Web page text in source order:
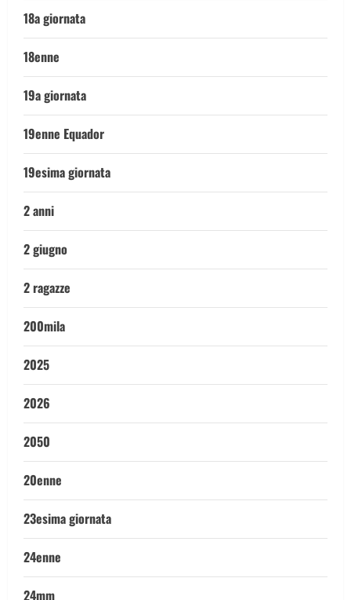
18a giornata
18enne
19a giornata
19enne Equador
19esima giornata
2 anni
2 giugno
2 ragazze
200mila
2025
2026
2050
20enne
23esima giornata
24enne
24mm